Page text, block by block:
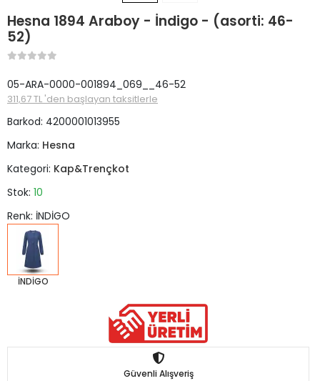
Hesna 1894 Araboy - İndigo - (asorti: 46-
52)
05-ARA-0000-001894_069__46-52
311,67 TL 'den başlayan taksitlerle
Barkod: 4200001013955
Marka: Hesna
Kategori: Kap&Trençkot
Stok: 10
Renk: İNDİGO
İNDİGO
Güvenli Alışveriş